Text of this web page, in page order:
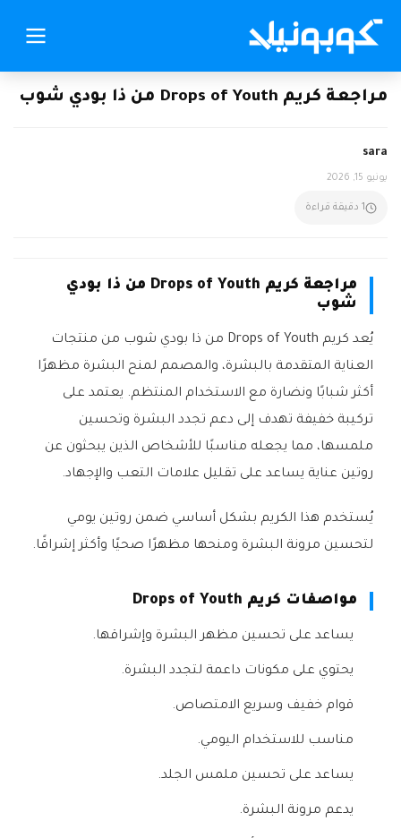
مراجعة كريم Drops of Youth من ذا بودي شوب
sara
يونيو 15, 2026
1 دقيقة قراءة
مراجعة كريم Drops of Youth من ذا بودي
شوب
يُعد كريم Drops of Youth من ذا بودي شوب من منتجات
العناية المتقدمة بالبشرة، والمصمم لمنح البشرة مظهرًا
أكثر شبابًا ونضارة مع الاستخدام المنتظم. يعتمد على
تركيبة خفيفة تهدف إلى دعم تجدد البشرة وتحسين
ملمسها، مما يجعله مناسبًا للأشخاص الذين يبحثون عن
روتين عناية يساعد على تقليل علامات التعب والإجهاد.
يُستخدم هذا الكريم بشكل أساسي ضمن روتين يومي
لتحسين مرونة البشرة ومنحها مظهرًا صحيًا وأكثر إشراقًا.
مواصفات كريم Drops of Youth
يساعد على تحسين مظهر البشرة وإشراقها.
يحتوي على مكونات داعمة لتجدد البشرة.
قوام خفيف وسريع الامتصاص.
مناسب للاستخدام اليومي.
يساعد على تحسين ملمس الجلد.
يدعم مرونة البشرة.